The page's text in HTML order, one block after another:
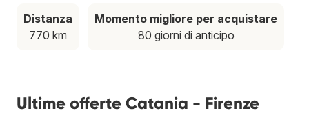
Distanza
770 km
Momento migliore per acquistare
80 giorni di anticipo
Ultime offerte Catania - Firenze